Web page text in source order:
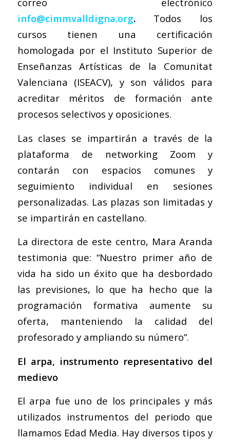
info@cimmvalldigna.org.Todos los
cursos tienen una certificación
homologada por el Instituto Superior de
Enseñanzas Artísticas de la Comunitat
Valenciana (ISEACV), y son válidos para
acreditar méritos de formación ante
procesos selectivos y oposiciones.
Las clases se impartirán a través de la
plataforma de networking Zoom y
contarán con espacios comunes y
seguimiento individual en sesiones
personalizadas. Las plazas son limitadas y
se impartirán en castellano.
La directora de este centro, Mara Aranda
testimonia que: “Nuestro primer año de
vida ha sido un éxito que ha desbordado
las previsiones, lo que ha hecho que la
programación formativa aumente su
oferta, manteniendo la calidad del
profesorado y ampliando su número”.
El arpa, instrumento representativo del
medievo
El arpa fue uno de los principales y más
utilizados instrumentos del periodo que
llamamos Edad Media. Hay diversos tipos y